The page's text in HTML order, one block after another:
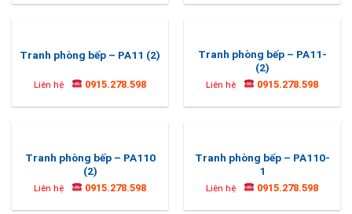
Tranh phòng bếp – PA11 (2)
Liên hệ 0915.278.598
Tranh phòng bếp – PA11-
(2)
Liên hệ 0915.278.598
Tranh phòng bếp – PA110
(2)
Liên hệ 0915.278.598
Tranh phòng bếp – PA110-
1
Liên hệ 0915.278.598